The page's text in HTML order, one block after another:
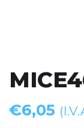
€6,05